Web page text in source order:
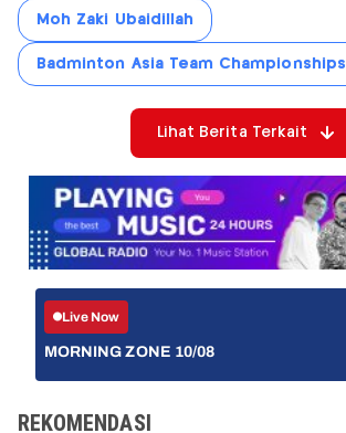
Moh Zaki Ubaidillah
Badminton Asia Team
Lihat Berita Terkait
Live Now
MORNING ZONE 10/08